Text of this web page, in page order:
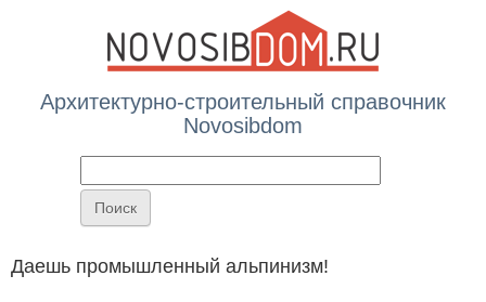
Архитектурно-строительный справочник
Novosibdom
Вы здесь
Даешь промышленный альпинизм!